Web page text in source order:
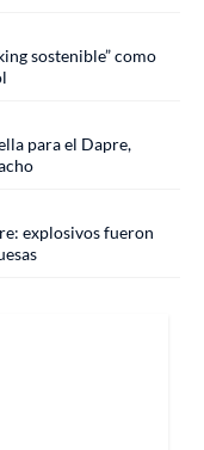
sostenible” como
para el Dapre,
explosivos fueron